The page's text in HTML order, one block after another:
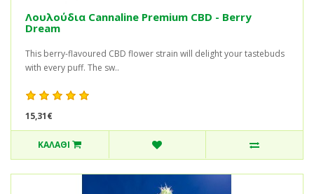
Λουλούδια Cannaline Premium CBD - Berry
Dream
This berry-flavoured CBD flower strain will delight your tastebuds
with every puff. The sw..
15,31€
ΚΑΛΆΘΙ